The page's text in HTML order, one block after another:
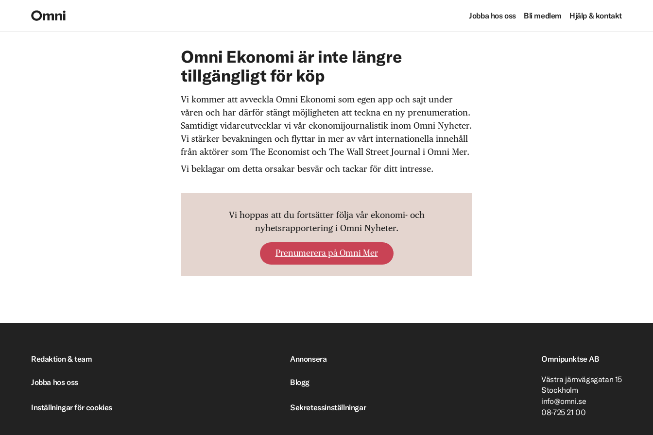
Jobba hos oss Bli medlem Hjälp & kontakt
Omni Ekonomi är inte längre
tillgängligt för köp
Vi kommer att avveckla Omni Ekonomi som egen app och sajt under
våren och har därför stängt möjligheten att teckna en ny prenumeration.
Samtidigt vidareutvecklar vi vår ekonomijournalistik inom Omni Nyheter.
Vi stärker bevakningen och flyttar in mer av vårt internationella innehåll
från aktörer som The Economist och The Wall Street Journal i Omni Mer.
Vi beklagar om detta orsakar besvär och tackar för ditt intresse.
Vi hoppas att du fortsätter följa vår ekonomi- och
nyhetsrapportering i Omni Nyheter.
Prenumerera på Omni Mer
Redaktion & team Annonsera
Jobba hos oss Blogg
Inställningar för cookies Sekretessinställningar
Omnipunktse AB
Västra järnvägsgatan 15
Stockholm
info@omni.se
08-725 21 00